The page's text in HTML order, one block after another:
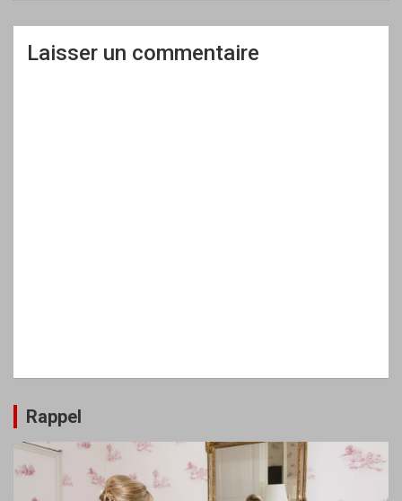
Laisser un commentaire
Rappel